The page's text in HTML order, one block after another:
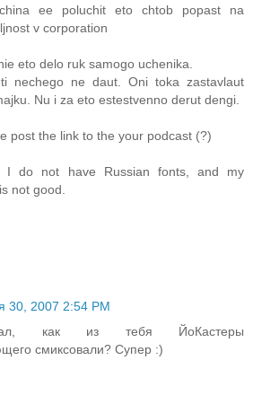
ee poluchit eto chtob popast na
v corporation
eto delo ruk samogo uchenika.
nechego ne daut. Oni toka zastavlaut
Nu i za eto estestvenno derut dengi.
post the link to the your podcast (?)
I do not have Russian fonts, and my
not good.
30, 2007 2:54 PM
как из тебя ЙоКастеры
смиксовали? Супер :)